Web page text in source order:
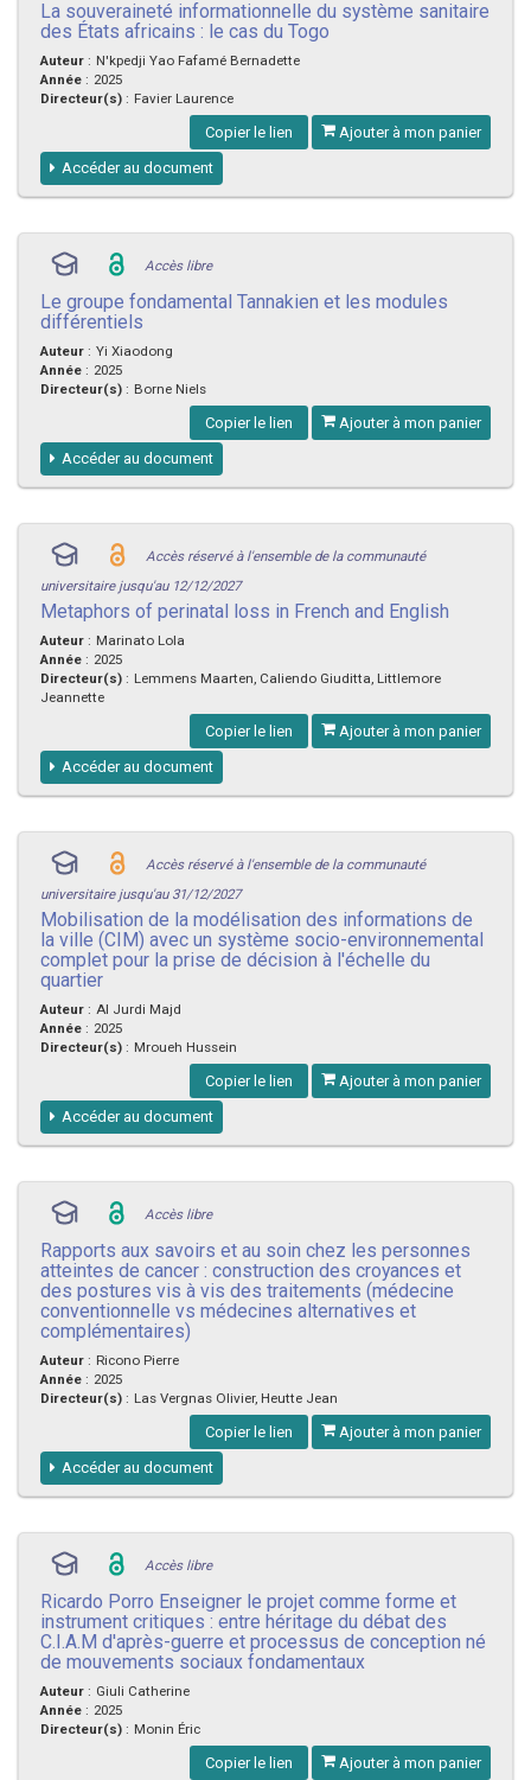
La souveraineté informationnelle du système sanitaire
des États africains : le cas du Togo
Auteur : N'kpedji Yao Fafamé Bernadette
Année : 2025
Directeur(s) : Favier Laurence
Copier le lien Ajouter à mon panier
Accéder au document
Accès libre
Le groupe fondamental Tannakien et les modules
différentiels
Auteur : Yi Xiaodong
Année : 2025
Directeur(s) : Borne Niels
Copier le lien Ajouter à mon panier
Accéder au document
Accès réservé à l'ensemble de la communauté
universitaire jusqu'au 12/12/2027
Metaphors of perinatal loss in French and English
Auteur : Marinato Lola
Année : 2025
Directeur(s) : Lemmens Maarten, Caliendo Giuditta, Littlemore
Jeannette
Copier le lien Ajouter à mon panier
Accéder au document
Accès réservé à l'ensemble de la communauté
universitaire jusqu'au 31/12/2027
Mobilisation de la modélisation des informations de
la ville (CIM) avec un système socio-environnemental
complet pour la prise de décision à l'échelle du
quartier
Auteur : Al Jurdi Majd
Année : 2025
Directeur(s) : Mroueh Hussein
Copier le lien Ajouter à mon panier
Accéder au document
Accès libre
Rapports aux savoirs et au soin chez les personnes
atteintes de cancer : construction des croyances et
des postures vis à vis des traitements (médecine
conventionnelle vs médecines alternatives et
complémentaires)
Auteur : Ricono Pierre
Année : 2025
Directeur(s) : Las Vergnas Olivier, Heutte Jean
Copier le lien Ajouter à mon panier
Accéder au document
Accès libre
Ricardo Porro Enseigner le projet comme forme et
instrument critiques : entre héritage du débat des
C.I.A.M d'après-guerre et processus de conception né
de mouvements sociaux fondamentaux
Auteur : Giuli Catherine
Année : 2025
Directeur(s) : Monin Éric
Copier le lien Ajouter à mon panier